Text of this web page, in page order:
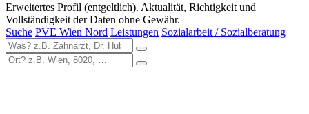
Erweitertes Profil (entgeltlich). Aktualität, Richtigkeit und
Vollständigkeit der Daten ohne Gewähr.
Suche PVE Wien Nord Leistungen Sozialarbeit / Sozialberatung